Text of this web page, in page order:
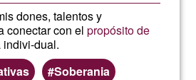
dones, talentos y
conectar con elpropósito de
dual.
Soberania